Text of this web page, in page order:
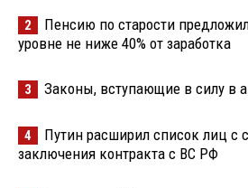
2
Пенсию по старости
уровне не ниже 40% от заработка
3 Законы, вступающие в силу в
4
Путин расширил список лиц с
заключения контракта с ВС РФ